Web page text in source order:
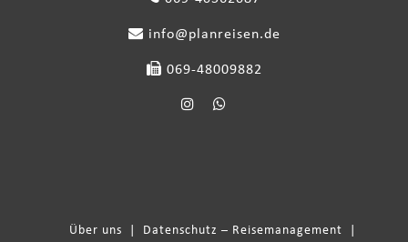
info@planreisen.de
069-48009882
Über uns Datenschutz – Reisemanagement